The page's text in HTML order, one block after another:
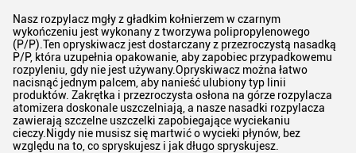
Nasz rozpylacz mgły z gładkim kołnierzem w czarnym
wykończeniu jest wykonany z tworzywa polipropylenowego
(P/P).Ten opryskiwacz jest dostarczany z przezroczystą nasadką
P/P, która uzupełnia opakowanie, aby zapobiec przypadkowemu
rozpyleniu, gdy nie jest używany.Opryskiwacz można łatwo
nacisnąć jednym palcem, aby nanieść ulubiony typ linii
produktów. Zakrętka i przezroczysta osłona na górze rozpylacza
atomizera doskonale uszczelniają, a nasze nasadki rozpylacza
zawierają szczelne uszczelki zapobiegające wyciekaniu
cieczy.Nigdy nie musisz się martwić o wycieki płynów, bez
względu na to, co spryskujesz i jak długo spryskujesz.